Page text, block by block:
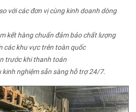
với các đơn vị cùng kinh doanh dòng
kết hàng chuẩn đảm bảo chất lượng
các khu vực trên toàn quốc
trước khi thanh toán
kinh nghiệm sẵn sàng hỗ trợ 24/7.